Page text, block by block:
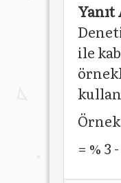
Yanıt
ile
= % 3